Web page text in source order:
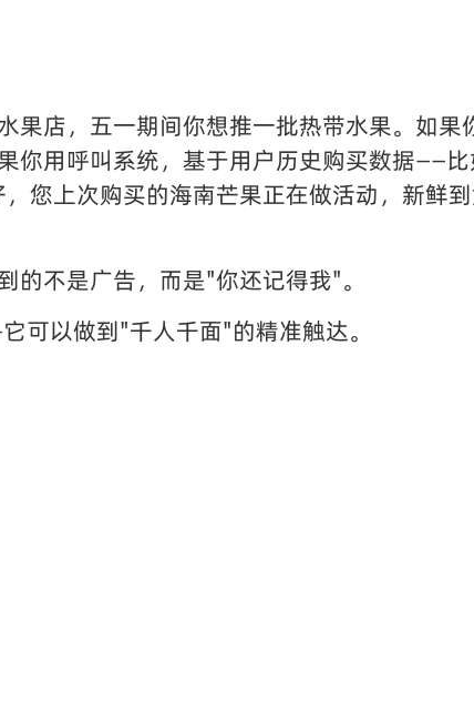
果店，五一期间你想推一批热带水果。如
你用呼叫系统，基于用户历史购买数据——
您上次购买的海南芒果正在做活动，新鲜
的不是广告，而是"你还记得我"。
可以做到"千人千面"的精准触达。